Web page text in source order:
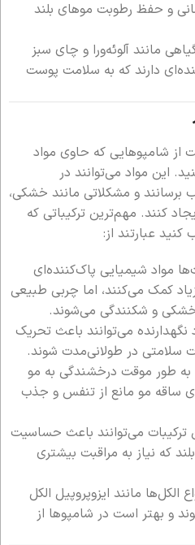
و حفظ رطوبت موهای بلند
مانند آلوئه‌ورا و چای سبز
دارند که به سلامت پوست
از شامپوهایی که حاوی مواد
این مواد می‌توانند در
برسانند و مشکلاتی مانند خشکی،
کنند. مهم‌ترین ترکیباتی که
کنید عبارتند از:
مواد شیمیایی پاک‌کننده‌ای
کمک می‌کنند، اما چربی طبیعی
خشکی و شکنندگی می‌شوند.
نگهدارنده می‌توانند باعث تحریک
سلامتی در طولانی‌مدت شوند.
به طور موقت درخشندگی به مو
ساقه مو مانع از تنفس و جذب
ترکیبات می‌توانند باعث حساسیت
که نیاز به مراقبت بیشتری
الکل‌ها مانند ایزوپروپیل الکل
و بهتر است در شامپوها از